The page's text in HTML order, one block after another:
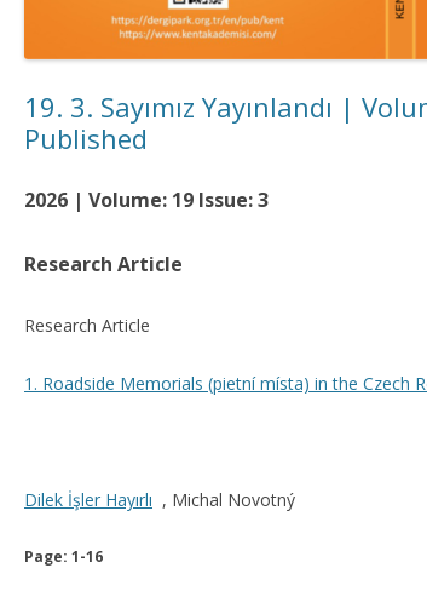
19. 3. Sayımız Yayınlandı |
Published
2026 | Volume: 19 Issue: 3
Research Article
Research Article
1. Roadside Memorials (pietní místa) in the Czech
Dilek İşler Hayırlı , Michal Novotný
Page: 1-16